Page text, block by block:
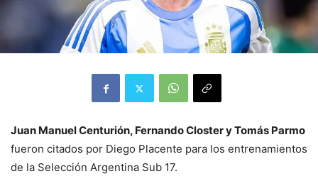
Juan Manuel Centurión, Fernando Closter y Tomás Parmo
fueron citados por Diego Placente para los entrenamientos
de la Selección Argentina Sub 17.